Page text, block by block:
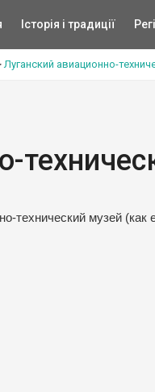
Історія і традиції
Луганский авиационно-
технический музей (как